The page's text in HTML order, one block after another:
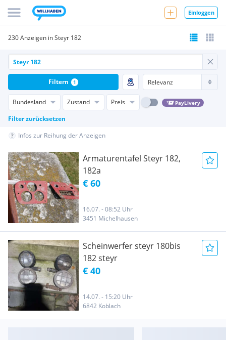
Einloggen
230 Anzeigen in Steyr 182
Bundesland Zustand Preis PayLivery
Filter zurücksetzen
Filtern 1
Infos zur Reihung der Anzeigen
Armaturentafel Steyr 182,
182a
€ 60
16.07. - 08:52 Uhr
3451 Michelhausen
Scheinwerfer steyr 180bis
182 steyr
€ 40
14.07. - 15:20 Uhr
6842 Koblach